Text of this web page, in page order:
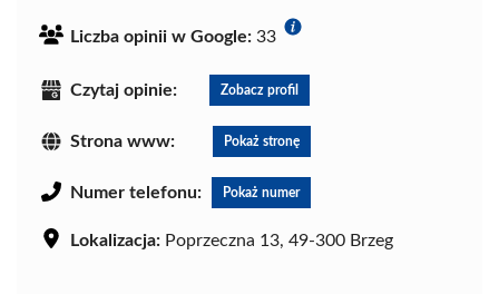
Liczba opinii w Google: 33
Czytaj opinie: Zobacz profil
Strona www: Pokaż stronę
Numer telefonu: Pokaż numer
Lokalizacja: Poprzeczna 13, 49-300 Brzeg